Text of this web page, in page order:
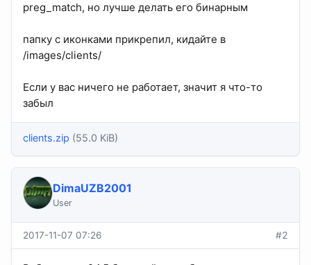
preg_match, но лучше делать его бинарным
папку с иконками прикрепил, кидайте в
/images/clients/
Если у вас ничего не работает, значит я что-то
забыл
clients.zip (55.0 KiB)
DimaUZB2001
User
2017-11-07 07:26 #2